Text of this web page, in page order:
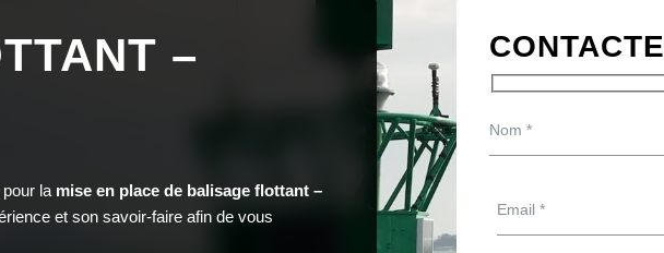
–
la mise en place de balisage flottant –
et son savoir-faire afin de vous